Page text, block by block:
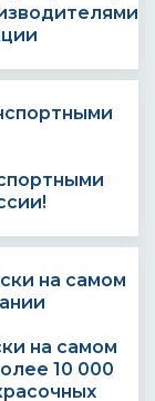
на самом
10 000